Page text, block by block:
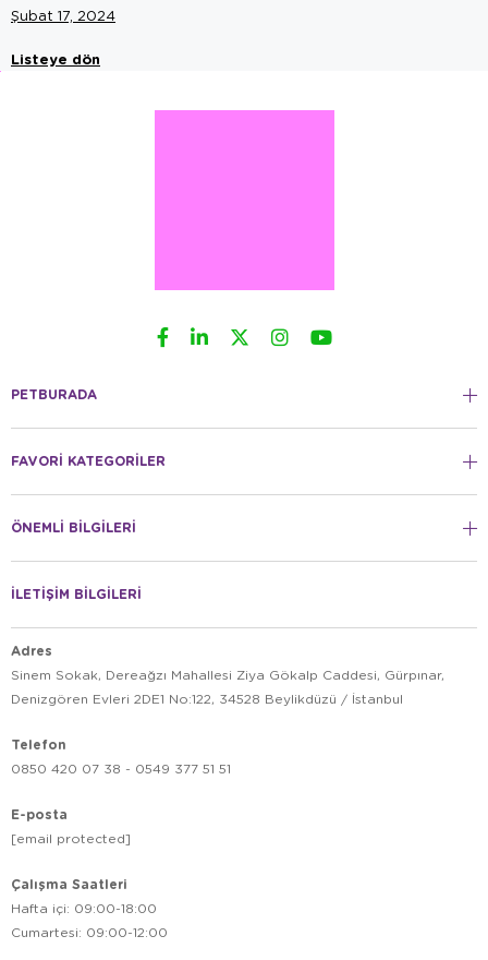
Şubat 17, 2024
Listeye dön
PETBURADA
FAVORİ KATEGORİLER
ÖNEMLİ BİLGİLERİ
İLETİŞİM BİLGİLERİ
Adres
Sinem Sokak, Dereağzı Mahallesi Ziya Gökalp Caddesi, Gürpınar,
Denizgören Evleri 2DE1 No:122, 34528 Beylikdüzü / İstanbul
Telefon
0850 420 07 38 - 0549 377 51 51
E-posta
[email protected]
Çalışma Saatleri
Hafta içi: 09:00-18:00
Cumartesi: 09:00-12:00